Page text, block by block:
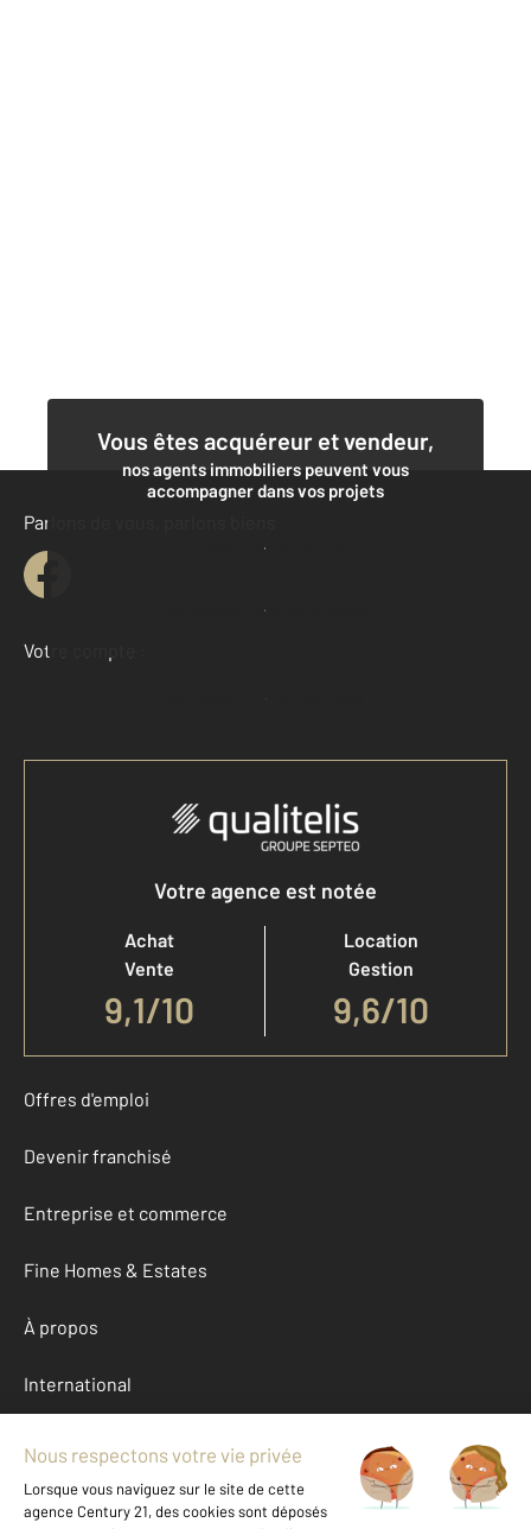
Vous êtes acquéreur et vendeur,
nos agents immobiliers peuvent vous
accompagner dans vos projets
Contacter l'agence
Demander une estimation
Parlons de vous, parlons biens
Votre compte :
Accéder à mon compte
Votre agence est notée
Achat
Vente
9,1/10
Location
Gestion
9,6/10
Offres d'emploi
Devenir franchisé
Entreprise et commerce
Fine Homes & Estates
À propos
International